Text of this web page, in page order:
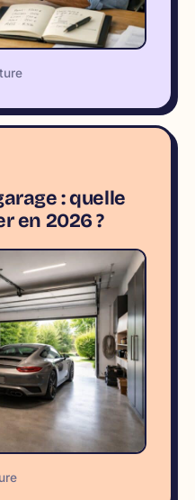
: quelle
en 2026 ?